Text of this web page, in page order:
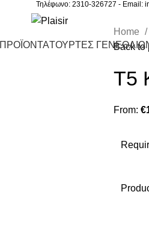
Τηλέφωνο: 2310-326727 - Email:
ΠΡΟΪΟΝΤΑΤΟΥΡΤΕΣ
Home
Back to
Τ5
From: €